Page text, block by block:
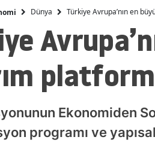
Dünya Türkiye Avrupa’nın en
Ekonomiden
programı ve